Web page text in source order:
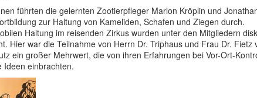
führten die gelernten Zootierpfleger Marlon Kröplin und
zur Haltung von Kameliden, Schafen und Ziegen durch.
Haltung im reisenden Zirkus wurden unter den Mitgliedern
Hier war die Teilnahme von Herrn Dr. Triphaus und Frau Dr. Fietz
ein großer Mehrwert, die von ihren Erfahrungen bei Vor-Ort-
Ideen einbrachten.